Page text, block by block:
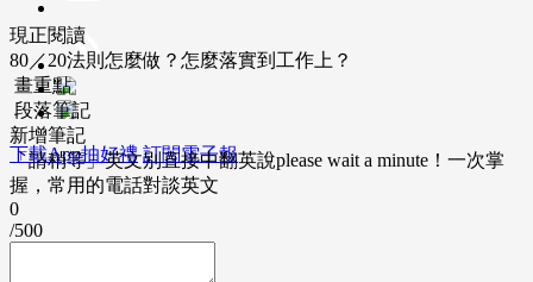
下載App抽好禮 訂閱電子報
現正閱讀
80／20法則怎麼做？怎麼落實到工作上？
畫重點
段落筆記
新增筆記
「請稍等」英文別直接中翻英說please wait a minute！一次掌
握，常用的電話對談英文
0
/500